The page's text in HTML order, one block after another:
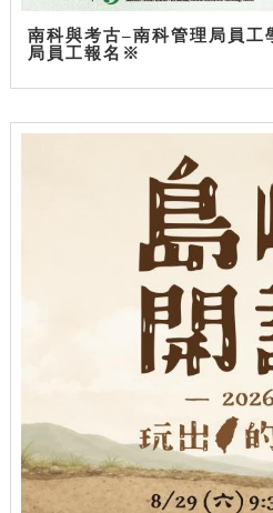
南科與考古–南科管理局員
局員工報名※